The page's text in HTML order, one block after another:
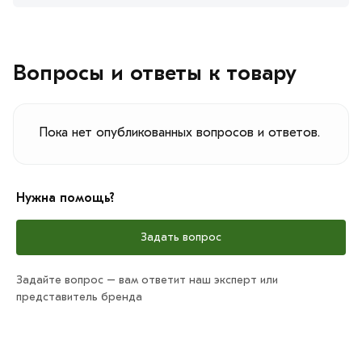
Вопросы и ответы к товару
Пока нет опубликованных вопросов и ответов.
Нужна помощь?
Задать вопрос
Задайте вопрос – вам ответит наш эксперт или
представитель бренда